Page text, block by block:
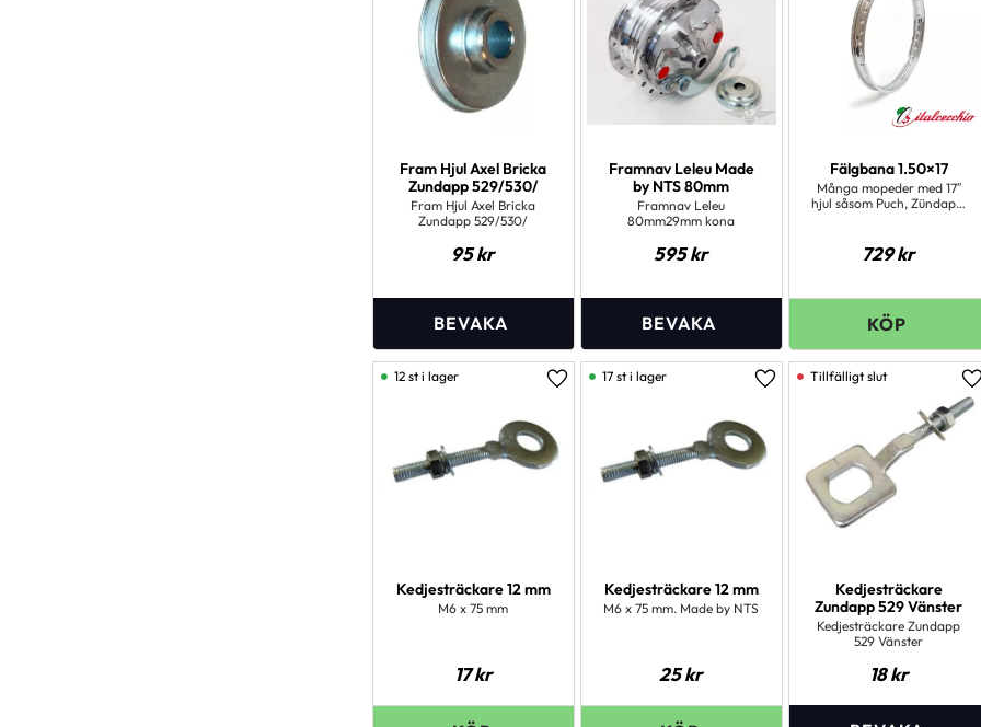
Fram Hjul Axel Bricka
Zundapp 529/530/
Fram Hjul Axel Bricka
Zundapp 529/530/
95kr
Framnav Leleu Made
by NTS 80mm
Framnav Leleu
80mm29mm kona
595kr
Fälgbana 1.50×17
Många mopeder med 17″
hjul såsom Puch, Zündapp,
729kr
Kedjesträckare 12 mm
M6 x 75 mm
17kr
Lägg till i favoriter
12 st i lager
Kedjesträckare 12 mm
M6 x 75 mm. Made by NTS
25kr
Lägg till i favoriter
17 st i lager
Kedjesträckare
Zundapp 529 Vänster
Kedjesträckare Zundapp
529 Vänster
18kr